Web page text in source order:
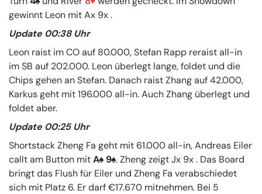
gewinnt Leon mit Ax 9x .
Update 00:38 Uhr
Leon raist im CO auf 80.000, Stefan Rapp reraist all-in
im SB auf 202.000. Leon überlegt lange, foldet und die
Chips gehen an Stefan. Danach raist Zhang auf 42.000,
Karkus geht mit 196.000 all-in. Auch Zhang überlegt und
foldet aber.
Update 00:25 Uhr
Shortstack Zheng Fa geht mit 61.000 all-in, Andreas Eiler
callt am Button mitA 9 . Zheng zeigt Jx 9x . Das Board
bringt das Flush für Eiler und Zheng Fa verabschiedet
sich mit Platz 6. Er darf €17.670 mitnehmen. Bei 5